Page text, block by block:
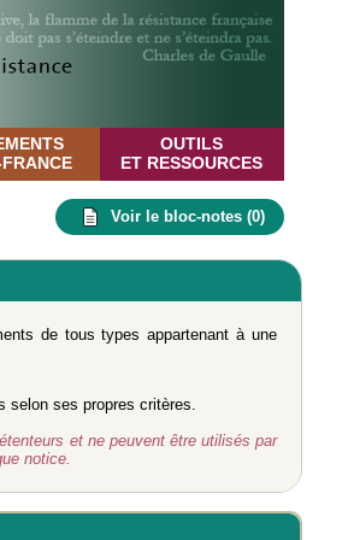
OUTILS
ET RESSOURCES
Voir le bloc-notes (0)
de tous types appartenant à une
selon ses propres critères.
et ne peuvent être utilisés par
notice.